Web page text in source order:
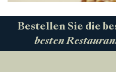
Bestellen Sie die
besten